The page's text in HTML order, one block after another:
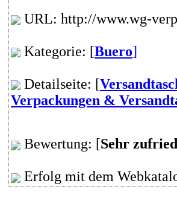
URL: http://www.wg-
Kategorie: [Buero]
Detailseite: [
Verpackungen &
Bewertung: [Sehr
Erfolg mit dem